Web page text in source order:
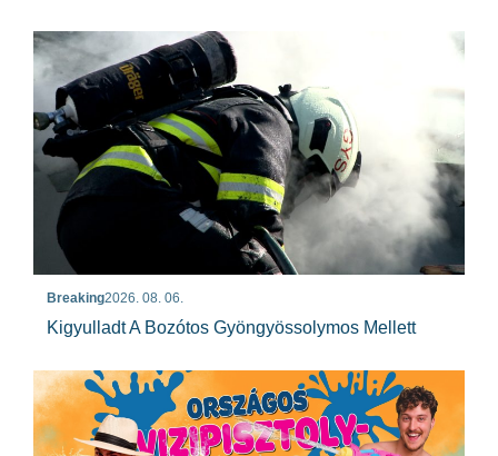
Breaking2026. 08. 06.
Kigyulladt A Bozótos Gyöngyössolymos Mellett